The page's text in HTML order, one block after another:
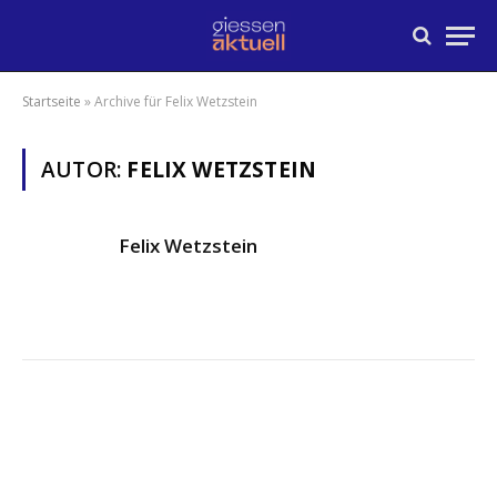
Startseite »Archive für Felix Wetzstein
AUTOR: FELIX WETZSTEIN
Felix Wetzstein